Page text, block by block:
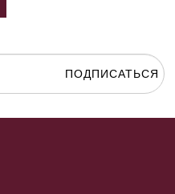
ПОДПИСАТЬСЯ